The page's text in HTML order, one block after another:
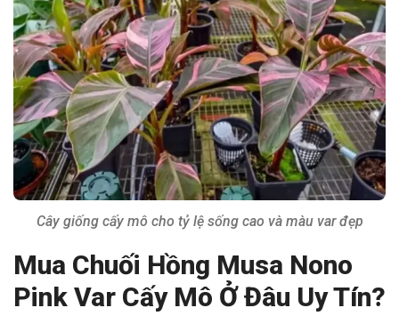
Cây giống cấy mô cho tỷ lệ sống cao và màu var đẹp
Mua Chuối Hồng Musa Nono
Pink Var Cấy Mô Ở Đâu Uy Tín?